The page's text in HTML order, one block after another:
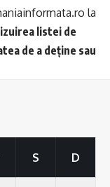
la
listei de
de a deține sau
S D